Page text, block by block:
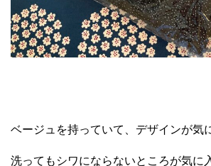
ベージュを持っていて、デザインが気
洗ってもシワにならないところが気に